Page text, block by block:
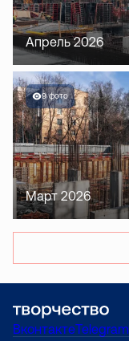
Апрель 2026
9 фото
Март 2026
ВконтактеTelegram